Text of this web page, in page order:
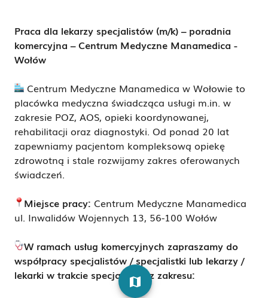
Praca dla lekarzy specjalistów (m/k) – poradnia
komercyjna – Centrum Medyczne Manamedica -
Wołów
Centrum Medyczne Manamedica w Wołowie to
placówka medyczna świadcząca usługi m.in. w
zakresie POZ, AOS, opieki koordynowanej,
rehabilitacji oraz diagnostyki. Od ponad 20 lat
zapewniamy pacjentom kompleksową opiekę
zdrowotną i stale rozwijamy zakres oferowanych
świadczeń.
Miejsce pracy: Centrum Medyczne Manamedica
ul. Inwalidów Wojennych 13, 56-100 Wołów
W ramach usług komercyjnych zapraszamy do
współpracy specjalistów / specjalistki lub lekarzy /
lekarki w trakcie specjalizacji z zakresu:
map